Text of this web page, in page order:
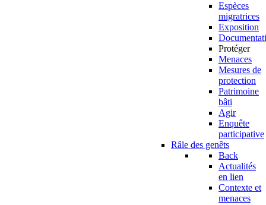
Espèces
migratrices
Exposition
Protéger
Menaces
Mesures de
protection
Patrimoine
bâti
Agir
Enquête
participative
Râle des genêts
Back
Actualités
en lien
Contexte et
menaces